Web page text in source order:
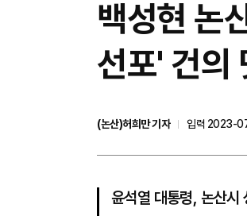
백성현 논
선포' 건의
(논산)허희만 기자
입력 2023-
윤석열 대통령, 논산시